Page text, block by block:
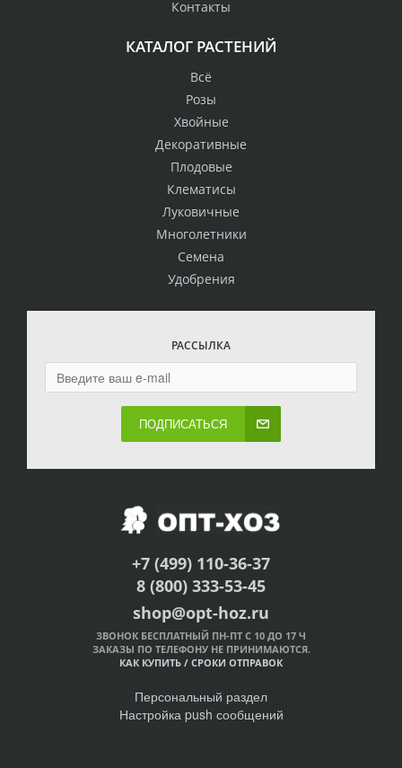
Контакты
КАТАЛОГ РАСТЕНИЙ
Всё
Розы
Хвойные
Декоративные
Плодовые
Клематисы
Луковичные
Многолетники
Семена
Удобрения
РАССЫЛКА
ПОДПИСАТЬСЯ
+7 (499) 110-36-37
8 (800) 333-53-45
shop@opt-hoz.ru
ЗВОНОК БЕСПЛАТНЫЙ ПН-ПТ С 10 ДО 17 Ч
ЗАКАЗЫ ПО ТЕЛЕФОНУ НЕ ПРИНИМАЮТСЯ.
КАК КУПИТЬ / СРОКИ ОТПРАВОК
Персональный раздел
Настройка push сообщений